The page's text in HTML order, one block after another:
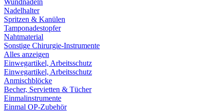
Wundnadeln
Nadelhalter
Spritzen & Kanülen
Tamponadestopfer
Nahtmaterial
Sonstige Chirurgie-Instrumente
Alles anzeigen
Einwegartikel, Arbeitsschutz
Einwegartikel, Arbeitsschutz
Anmischblöcke
Becher, Servietten & Tücher
Einmalinstrumente
Einmal OP-Zubehör